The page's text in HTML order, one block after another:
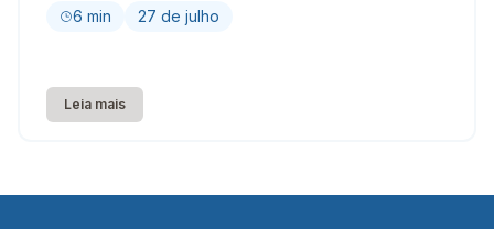
6 min 27 de julho
Leia mais